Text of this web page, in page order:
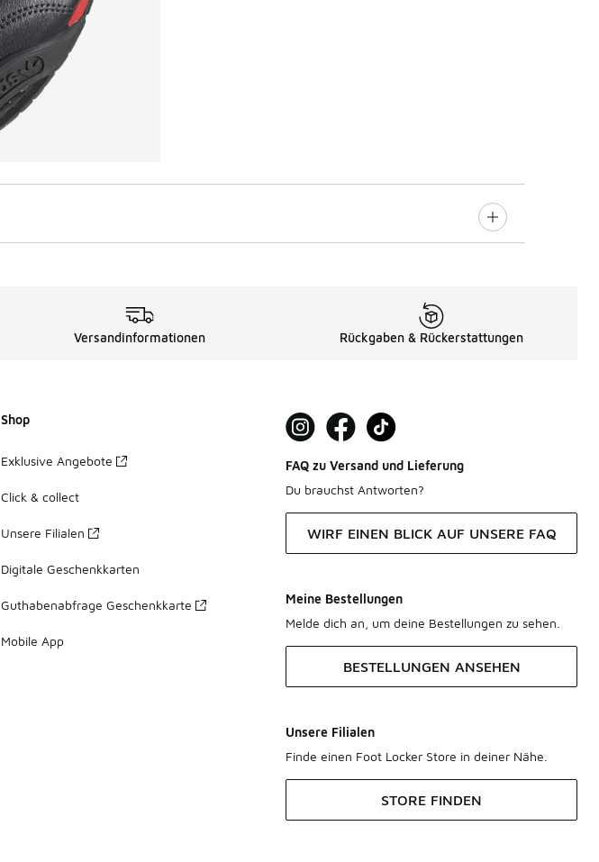
Versandinformationen Rückgaben & Rückerstattungen
Shop
Exklusive Angebote
Click & collect
Unsere Filialen
Digitale Geschenkkarten
Guthabenabfrage Geschenkkarte
Mobile App
FAQ zu Versand und Lieferung
Du brauchst Antworten?
WIRF EINEN BLICK AUF UNSERE FAQ
Meine Bestellungen
Melde dich an, um deine Bestellungen zu sehen.
BESTELLUNGEN ANSEHEN
Unsere Filialen
Finde einen Foot Locker Store in deiner Nähe.
STORE FINDEN